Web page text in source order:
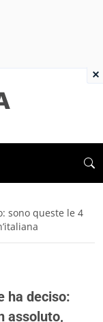
sono queste le 4
ha deciso:
assoluto,
×